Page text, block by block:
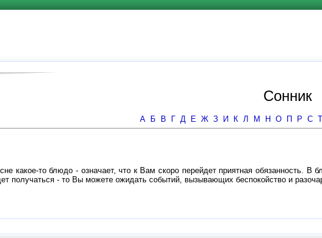
Сонник
А Б В Г Д Е Ж З И К Л М Н О П Р С Т
какое-то блюдо - означает, что к Вам скоро перейдет приятная
получаться - то Вы можете ожидать событий, вызывающих беспокойство и